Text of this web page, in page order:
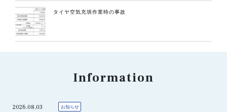
タイヤ空気充填作業時の事故
Information
2026.08.03 お知らせ